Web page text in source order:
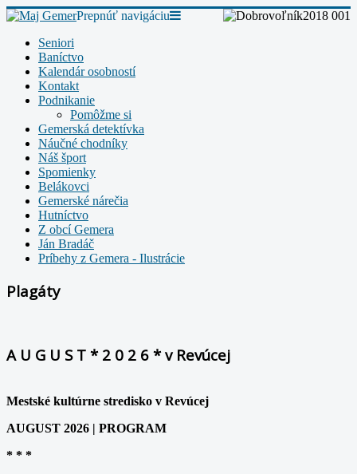
Prepnúť navigáciu
Seniori
Baníctvo
Kalendár osobností
Kontakt
Podnikanie
Pomôžme si
Gemerská detektívka
Náučné chodníky
Náš šport
Spomienky
Belákovci
Gemerské nárečia
Hutníctvo
Z obcí Gemera
Ján Bradáč
Príbehy z Gemera - Ilustrácie
Plagáty
A U G U S T * 2 0 2 6 * v Revúcej
Mestské kultúrne stredisko v Revúcej
AUGUST 2026 | PROGRAM
* * *